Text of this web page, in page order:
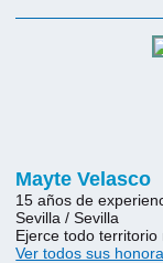
Mayte Velasco
15 años de
Sevilla / Sevilla
Ejerce todo territorio
Ver todos sus